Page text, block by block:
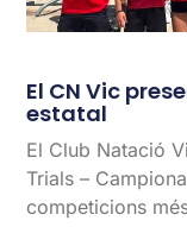
El CN Vic
estatal
El Club Natació
Trials –
competicions